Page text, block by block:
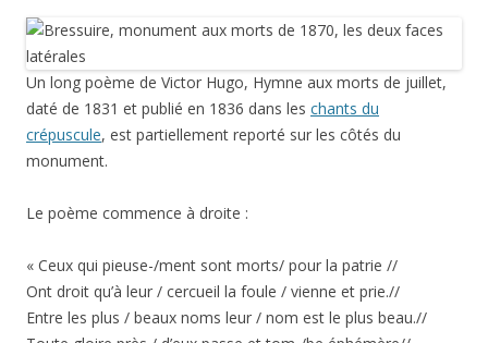
Un long poème de Victor Hugo, Hymne aux morts de juillet,
daté de 1831 et publié en 1836 dans les chants du
crépuscule, est partiellement reporté sur les côtés du
monument.
Le poème commence à droite :
« Ceux qui pieuse-/ment sont morts/ pour la patrie //
Ont droit qu’à leur / cercueil la foule / vienne et prie.//
Entre les plus / beaux noms leur / nom est le plus beau.//